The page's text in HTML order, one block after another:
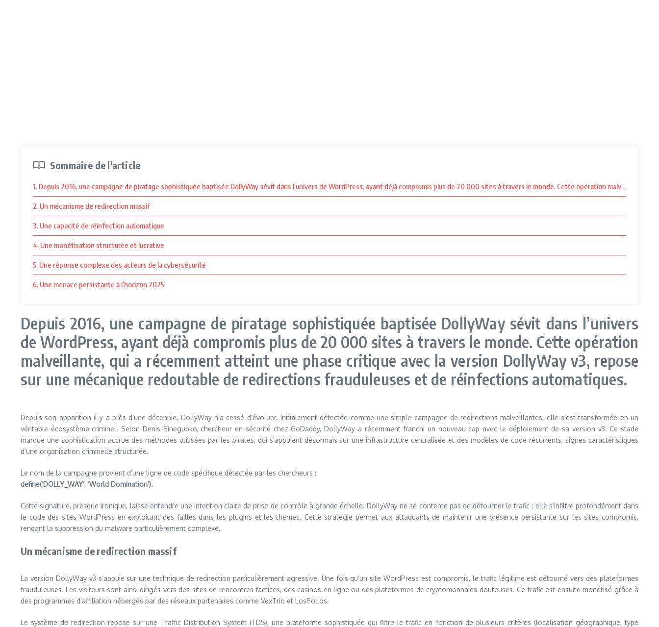
Sommaire de l'article
1. Depuis 2016, une campagne de piratage sophistiquée baptisée DollyWay sévit dans l’univers de WordPress, ayant déjà compromis plus de 20 000 sites à travers le monde. Cette opération
2. Un mécanisme de redirection massif
3. Une capacité de réinfection automatique
4. Une monétisation structurée et lucrative
5. Une réponse complexe des acteurs de la cybersécurité
6. Une menace persistante à l’horizon 2025
Depuis 2016, une campagne de piratage sophistiquée baptisée DollyWay sévit dans l’univers
de WordPress, ayant déjà compromis plus de 20 000 sites à travers le monde. Cette opération
malveillante, qui a récemment atteint une phase critique avec la version DollyWay v3, repose
sur une mécanique redoutable de redirections frauduleuses et de réinfections automatiques.
Depuis son apparition il y a près d’une décennie, DollyWay n’a cessé d’évoluer. Initialement détectée comme une simple campagne de redirections malveillantes, elle s’est transformée en un
véritable écosystème criminel. Selon Denis Sinegubko, chercheur en sécurité chez GoDaddy, DollyWay a récemment franchi un nouveau cap avec le déploiement de sa version v3. Ce stade
marque une sophistication accrue des méthodes utilisées par les pirates, qui s’appuient désormais sur une infrastructure centralisée et des modèles de code récurrents, signes caractéristiques
d’une organisation criminelle structurée.
Le nom de la campagne provient d’une ligne de code spécifique détectée par les chercheurs :
define(‘DOLLY_WAY’, ‘World Domination’).
Cette signature, presque ironique, laisse entendre une intention claire de prise de contrôle à grande échelle. DollyWay ne se contente pas de détourner le trafic : elle s’infiltre profondément dans
le code des sites WordPress en exploitant des failles dans les plugins et les thèmes. Cette stratégie permet aux attaquants de maintenir une présence persistante sur les sites compromis,
rendant la suppression du malware particulièrement complexe.
Un mécanisme de redirection massif
La version DollyWay v3 s’appuie sur une technique de redirection particulièrement agressive. Une fois qu’un site WordPress est compromis, le trafic légitime est détourné vers des plateformes
frauduleuses. Les visiteurs sont ainsi dirigés vers des sites de rencontres factices, des casinos en ligne ou des plateformes de cryptomonnaies douteuses. Ce trafic est ensuite monétisé grâce à
des programmes d’affiliation hébergés par des réseaux partenaires comme VexTrio et LosPollos.
Le système de redirection repose sur une Traffic Distribution System (TDS), une plateforme sophistiquée qui filtre le trafic en fonction de plusieurs critères (localisation géographique, type